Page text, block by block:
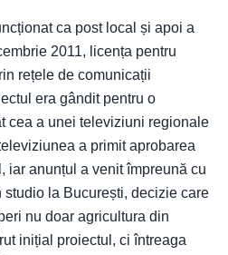
ca post local și apoi a
2011, licența pentru
rețele de comunicații
era gândit pentru o
cea a unei televiziuni regionale
a primit aprobarea
iar anunțul a venit împreună cu
la București, decizie care
nu doar agricultura din
inițial proiectul, ci întreaga